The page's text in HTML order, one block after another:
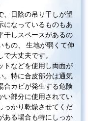
、日陰の吊り干しが望
になっているものもあ
干しスペースがあるの
もの、 生地が弱くて伸
大丈夫です。
トなどを使用し両面が
。特に合皮部分は通気
合カビが発生する危険
い部分に使用されてい
っかり乾燥させてくだ
ある場合も特にしっか